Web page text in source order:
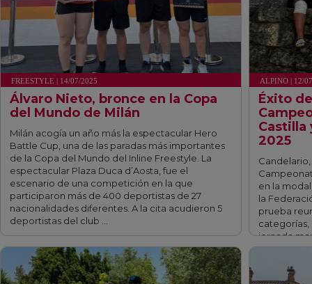
FREESTYLE | 14/07/2025
Álvaro Nieto, bronce en la Copa
del Mundo de Milán
Milán acogía un año más la espectacular Hero
Battle Cup, una de las paradas más importantes
de la Copa del Mundo del Inline Freestyle. La
espectacular Plaza Duca d’Aosta, fue el
escenario de una competición en la que
participaron más de 400 deportistas de 27
nacionalidades diferentes. A la cita acudieron 5
deportistas del club …
ALPINO | 12/
Éxito
Castilla
2025
en la
la
prueba
categorías,
jornada